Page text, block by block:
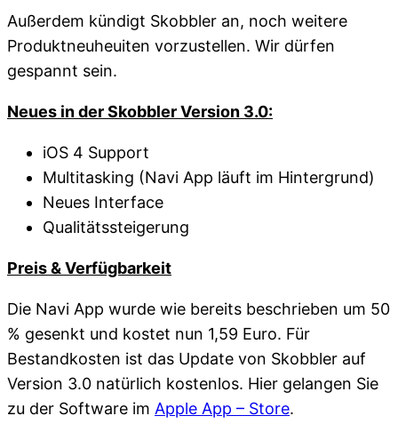
Außerdem kündigt Skobbler an, noch weitere
Produktneuheuiten vorzustellen. Wir dürfen
gespannt sein.
Neues in der Skobbler Version 3.0:
iOS 4 Support
Multitasking (Navi App läuft im Hintergrund)
Neues Interface
Qualitätssteigerung
Preis & Verfügbarkeit
Die Navi App wurde wie bereits beschrieben um 50
% gesenkt und kostet nun 1,59 Euro. Für
Bestandkosten ist das Update von Skobbler auf
Version 3.0 natürlich kostenlos. Hier gelangen Sie
zu der Software im Apple App – Store.